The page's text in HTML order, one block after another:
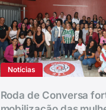
Notícias
Roda de Conversa